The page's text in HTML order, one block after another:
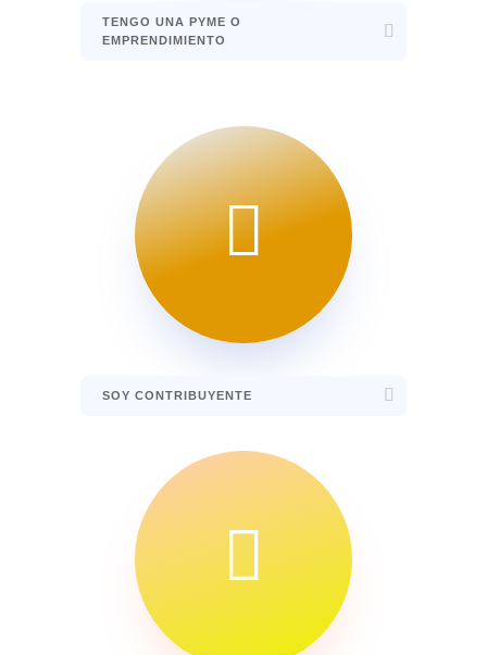
TENGO UNA PYME O
EMPRENDIMIENTO

SOY CONTRIBUYENTE
